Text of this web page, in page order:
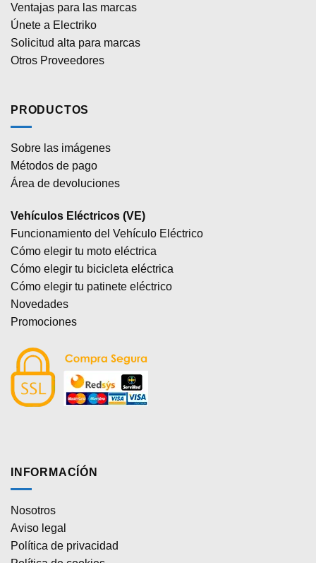
Ventajas para las marcas
Únete a Electriko
Solicitud alta para marcas
Otros Proveedores
PRODUCTOS
Sobre las imágenes
Métodos de pago
Área de devoluciones
Vehículos Eléctricos (VE)
Funcionamiento del Vehículo Eléctrico
Cómo elegir tu moto eléctrica
Cómo elegir tu bicicleta eléctrica
Cómo elegir tu patinete eléctrico
Novedades
Promociones
INFORMACÍÓN
Nosotros
Aviso legal
Política de privacidad